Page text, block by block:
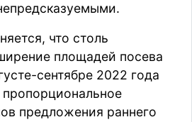
что столь
площадей посева
сентябре 2022 года
пропорциональное
предложения раннего